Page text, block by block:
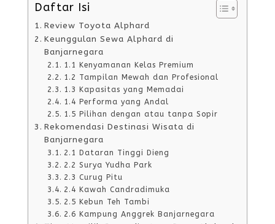
Daftar Isi
Review Toyota Alphard
Keunggulan Sewa Alphard di
Banjarnegara
1.1 Kenyamanan Kelas Premium
1.2 Tampilan Mewah dan Profesional
1.3 Kapasitas yang Memadai
1.4 Performa yang Andal
1.5 Pilihan dengan atau tanpa Sopir
Rekomendasi Destinasi Wisata di
Banjarnegara
2.1 Dataran Tinggi Dieng
2.2 Surya Yudha Park
2.3 Curug Pitu
2.4 Kawah Candradimuka
2.5 Kebun Teh Tambi
2.6 Kampung Anggrek Banjarnegara